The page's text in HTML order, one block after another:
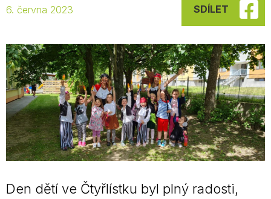
6. června 2023 SDÍLET
Den dětí ve Čtyřlístku byl plný radosti,